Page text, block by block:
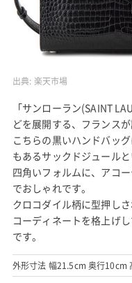
出典: 楽天市場
「サンローラン(SAINT
どを展開する、フランス
こちらの黒いハンドバッ
もあるサックドジュールと
四角いフォルムに、アコ
でおしゃれです。
クロコダイル柄に型押し
コーディネートを格上げ
です。
外形寸法 幅21.5cm 奥行10cm